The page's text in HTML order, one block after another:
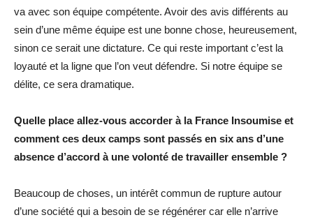
va avec son équipe compétente. Avoir des avis différents au
sein d’une même équipe est une bonne chose, heureusement,
sinon ce serait une dictature. Ce qui reste important c’est la
loyauté et la ligne que l’on veut défendre. Si notre équipe se
délite, ce sera dramatique.
Quelle place allez-vous accorder à la France Insoumise et
comment ces deux camps sont passés en six ans d’une
absence d’accord à une volonté de travailler ensemble ?
Beaucoup de choses, un intérêt commun de rupture autour
d’une société qui a besoin de se régénérer car elle n’arrive